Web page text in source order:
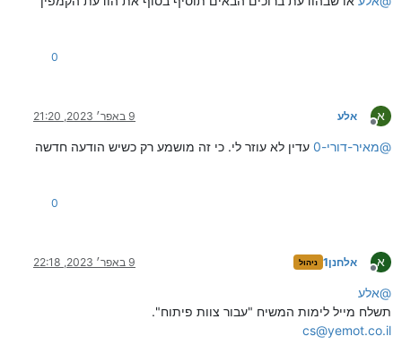
0
א
מנותק
אלע 9 באפר׳ 2023, 21:20
@מאיר-דורי-0 עדין לא עוזר לי. כי זה מושמע רק כשיש הודעה חדשה
0
א
מנותק
אלחנן1 ניהול 9 באפר׳ 2023, 22:18
@אלע
תשלח מייל לימות המשיח "עבור צוות פיתוח".
cs@yemot.co.il